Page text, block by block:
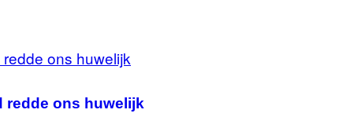
redde ons huwelijk